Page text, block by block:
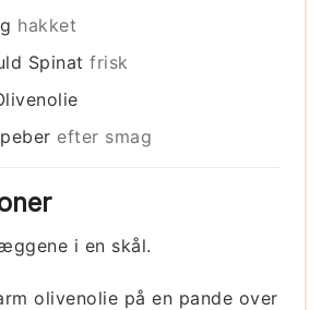
hakket
Spinat frisk
efter smag
i en skål.
olivenolie på en pande over